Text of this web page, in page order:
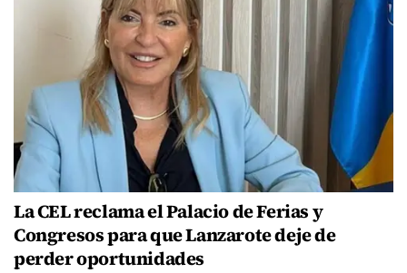
La CEL reclama el Palacio de Ferias y
Congresos para que Lanzarote deje de
perder oportunidades